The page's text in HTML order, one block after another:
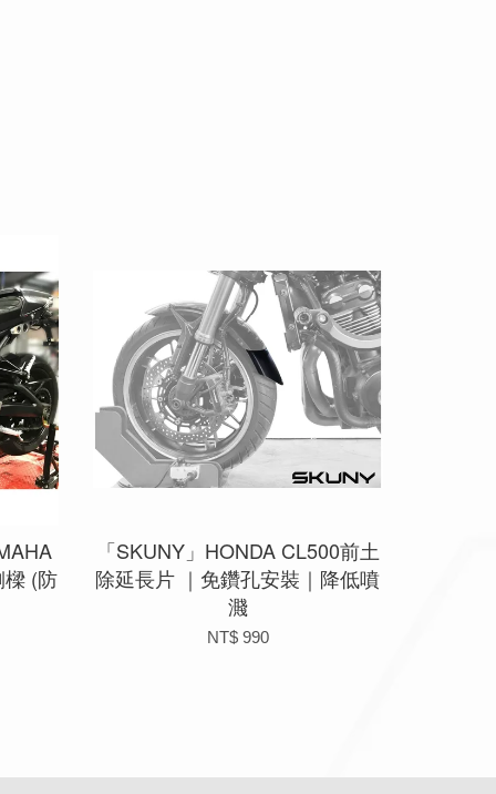
(防
「SKUNY」HONDA CL500前土
除延長片 ｜免鑽孔安裝｜降低噴
濺
NT$ 990